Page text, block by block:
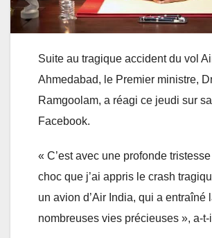
Suite au tragique accident du vol
Ahmedabad, le Premier ministre,
Ramgoolam, a réagi ce jeudi sur
Facebook.
« C’est avec une profonde
choc que j’ai appris le crash
un avion d’Air India, qui a entraîné
nombreuses vies précieuses », a-